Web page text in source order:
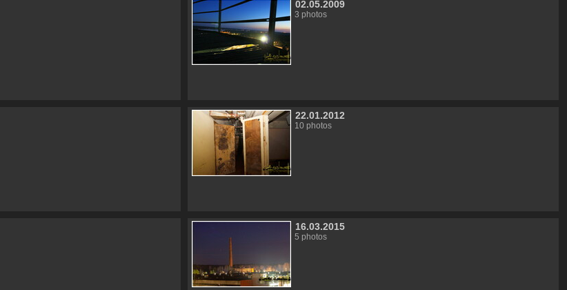
02.05.2009
3 photos
22.01.2012
10 photos
16.03.2015
5 photos